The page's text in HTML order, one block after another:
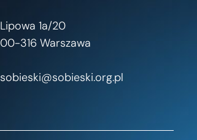
Lipowa 1a/20
00-316 Warszawa
sobieski@sobieski.org.pl